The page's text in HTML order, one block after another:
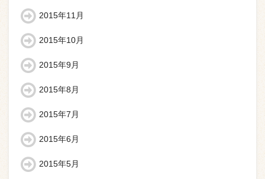
2015年11月
2015年10月
2015年9月
2015年8月
2015年7月
2015年6月
2015年5月